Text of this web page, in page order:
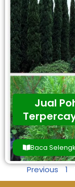
Jual
Baca
Previous 1